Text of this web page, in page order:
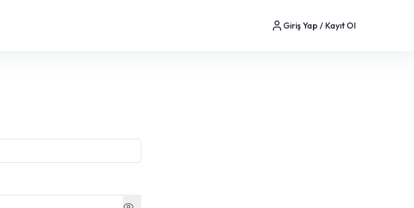
Giriş Yap / Kayıt Ol